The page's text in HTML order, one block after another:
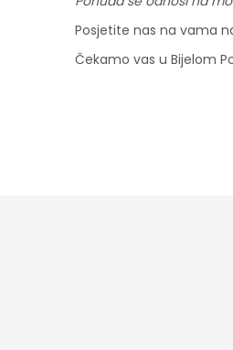
Posjetite nas na vama
Čekamo vas u Bijelom